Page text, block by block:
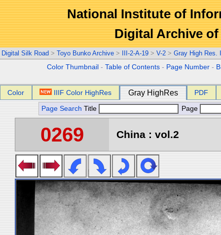
National Institute of
Digital Archive
Digital Silk Road > Toyo Bunko Archive > III-2-A-19 > V-2 > Gray High Res.
Color Thumbnail -Table of Contents - Page Number -
Color IIIF Color HighRes Gray HighRes PDF
Page Search Title Page
0269 China : vol.2